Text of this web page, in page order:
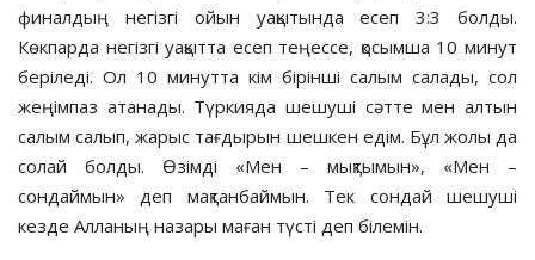
финалдың негізгі ойын уақы­тын­да есеп 3:3 болды.
Көкпарда негізгі уа­қыт­та есеп теңессе, қосымша 10 минут
бе­рі­леді. Ол 10 минутта кім бірінші салым са­лады, сол
жеңімпаз атанады. Түркияда ше­шуші сәтте мен алтын
салым салып, жа­рыс тағдырын шешкен едім. Бұл жолы да
со­лай болды. Өзімді «Мен – мықтымын», «Мен –
сондаймын» деп мақтанбаймын. Тек сон­дай шешуші
кезде Алланың назары ма­ған түсті деп білемін.